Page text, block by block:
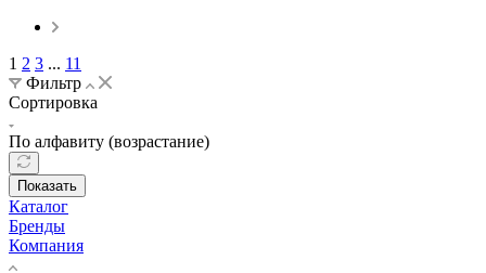
1 2 3 ... 11
Фильтр
Сортировка
По алфавиту (возрастание)
Показать
Каталог
Бренды
Компания